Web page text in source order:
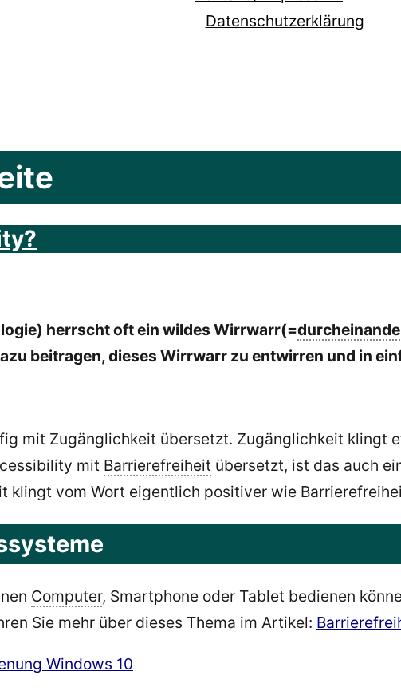
Datenschutzerklärung
herrscht oft ein wildes Wirrwarr(=
beitragen, dieses Wirrwarr zu entwirren und in
mit Zugänglichkeit übersetzt. Zugänglichkeit klingt
mit Barrierefreiheit übersetzt, ist das auch
klingt vom Wort eigentlich positiver wie
Computer, Smartphone oder Tablet bedienen
Sie mehr über dieses Thema im Artikel: